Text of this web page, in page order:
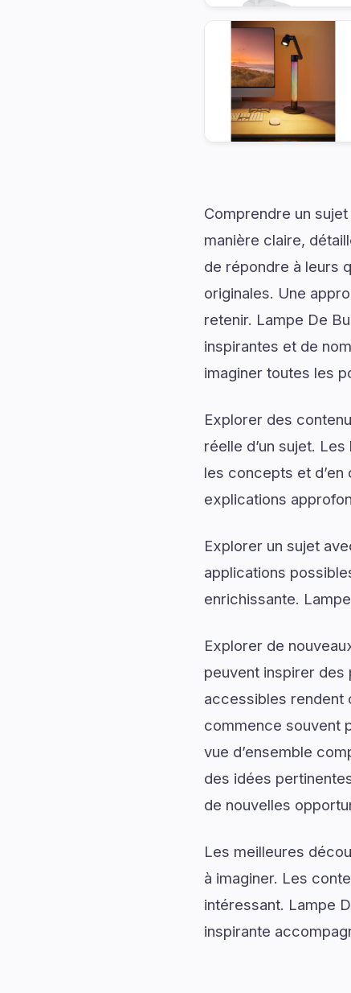
Comprendre un
manière claire,
de répondre à leurs
originales. Une
retenir. Lampe De
inspirantes et de
imaginer toutes les
Explorer des
réelle d’un sujet.
les concepts et
explications
Explorer un sujet
applications
enrichissante.
Explorer de
peuvent inspirer des
accessibles rendent
commence souvent
vue d’ensemble
des idées
de nouvelles
Les meilleures
à imaginer. Les
intéressant. Lampe
inspirante